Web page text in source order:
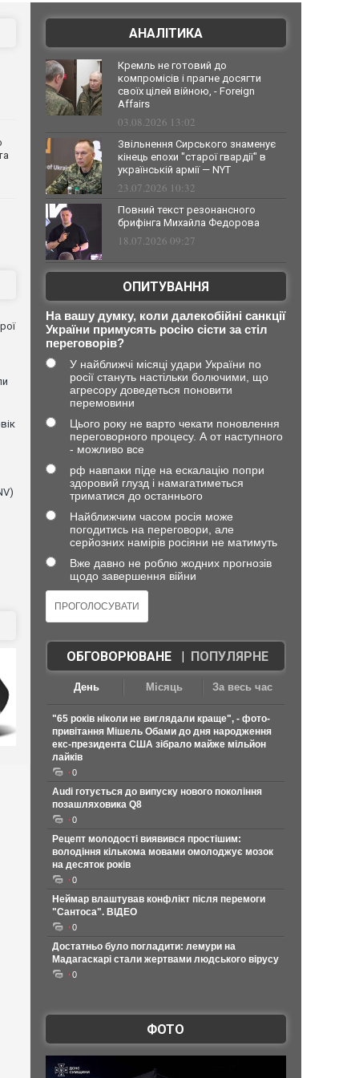
АНАЛІТИКА
Кремль не готовий до
компромісів і прагне досягти
своїх цілей війною, - Foreign
Affairs
03.08.2026 13:02
Звільнення Сирського знаменує
кінець епохи "старої гвардії" в
українській армії — NYT
23.07.2026 10:32
Повний текст резонансного
брифінга Михайла Федорова
18.07.2026 09:27
ОПИТУВАННЯ
На вашу думку, коли далекобійні санкції
України примусять росію сісти за стіл
переговорів?
У найближчі місяці удари України по
росії стануть настільки болючими, що
агресору доведеться поновити
перемовини
Цього року не варто чекати поновлення
переговорного процесу. А от наступного
- можливо все
рф навпаки піде на ескалацію попри
здоровий глузд і намагатиметься
триматися до останнього
Найближчим часом росія може
погодитись на переговори, але
серйозних намірів росіяни не матимуть
Вже давно не роблю жодних прогнозів
щодо завершення війни
ОБГОВОРЮВАНЕ| ПОПУЛЯРНЕ
День Місяць За весь час
"65 років ніколи не виглядали краще", - фото-
привітання Мішель Обами до дня народження
екс-президента США зібрало майже мільйон
лайків
0
Audi готується до випуску нового покоління
позашляховика Q8
0
Рецепт молодості виявився простішим:
володіння кількома мовами омолоджує мозок
на десяток років
0
Неймар влаштував конфлікт після перемоги
"Сантоса". ВІДЕО
0
Достатньо було погладити: лемури на
Мадагаскарі стали жертвами людського вірусу
0
ФОТО